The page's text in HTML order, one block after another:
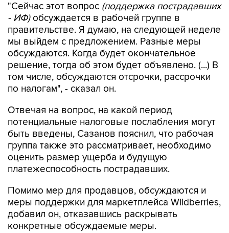
"Сейчас этот вопрос (поддержка пострадавших
- ИФ)обсуждается в рабочей группе в
правительстве. Я думаю, на следующей неделе
мы выйдем с предложением. Разные меры
обсуждаются. Когда будет окончательное
решение, тогда об этом будет объявлено. (...) В
том числе, обсуждаются отсрочки, рассрочки
по налогам", - сказал он.
Отвечая на вопрос, на какой период
потенциальные налоговые послабления могут
быть введены, Сазанов пояснил, что рабочая
группа также это рассматривает, необходимо
оценить размер ущерба и будущую
платежеспособность пострадавших.
Помимо мер для продавцов, обсуждаются и
меры поддержки для маркетплейса Wildberries,
добавил он, отказавшись раскрывать
конкретные обсуждаемые меры.